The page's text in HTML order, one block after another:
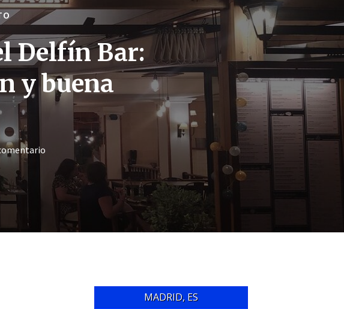
Delfín Bar:
y buena
MADRID, ES